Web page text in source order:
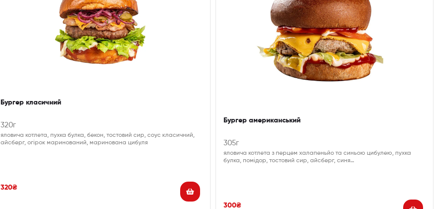
Бургер класичний
320г
яловича котлета, пухка булка, бекон, тостовий сир, соус класичний,
айсберг, огірок маринований, маринована цибуля
320₴
Бургер американський
305г
яловича котлета з перцем халапеньйо та синьою цибулею, пухка
булка, помідор, тостовий сир, айсберг, синя…
300₴